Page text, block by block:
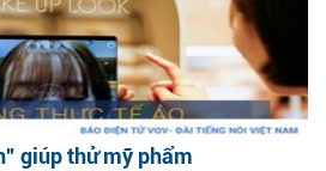
giúp thử mỹ phẩm